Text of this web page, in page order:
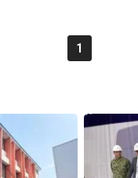
1